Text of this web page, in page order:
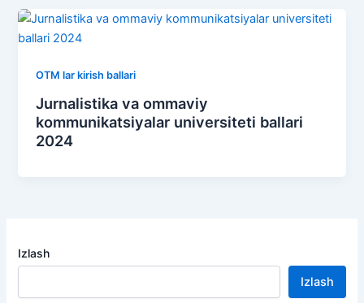
OTM lar kirish ballari
Jurnalistika va ommaviy
kommunikatsiyalar universiteti ballari
2024
Izlash
Izlash